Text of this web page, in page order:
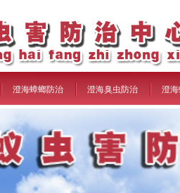
澄海蟑螂防治 澄海臭虫防治 澄